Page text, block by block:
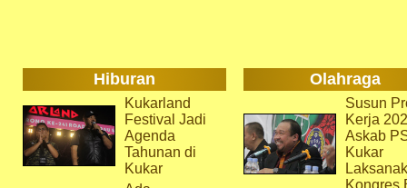
Hiburan Olahraga
Kukarland
Festival Jadi
Agenda
Tahunan di
Kukar
Susun
Kerja
Askab
Kukar
Kongres